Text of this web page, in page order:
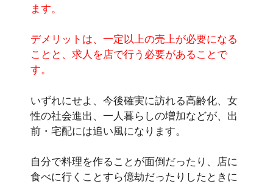
ます。
デメリットは、一定以上の売上が必要になる
ことと、求人を店で行う必要があることで
す。
いずれにせよ、今後確実に訪れる高齢化、女
性の社会進出、一人暮らしの増加などが、出
前・宅配には追い風になります。
自分で料理を作ることが面倒だったり、店に
食べに行くことすら億劫だったりしたときに